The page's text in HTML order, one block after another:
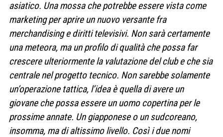
asiatico. Una mossa che potrebbe essere vista come
marketing per aprire un nuovo versante fra
merchandising e diritti televisivi. Non sarà certamente
una meteora, ma un profilo di qualità che possa far
crescere ulteriormente la valutazione del club e che sia
centrale nel progetto tecnico. Non sarebbe solamente
un’operazione tattica, l’idea è quella di avere un
giovane che possa essere un uomo copertina per le
prossime annate. Un giapponese o un sudcoreano,
insomma, ma di altissimo livello. Così i due nomi